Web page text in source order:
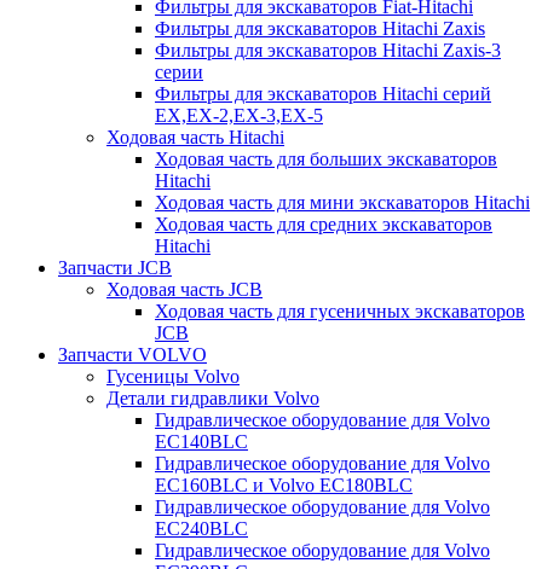
Фильтры для экскаваторов Fiat-Hitachi
Фильтры для экскаваторов Hitachi Zaxis
Фильтры для экскаваторов Hitachi Zaxis-3
серии
Фильтры для экскаваторов Hitachi серий
EX,EX-2,EX-3,EX-5
Ходовая часть Hitachi
Ходовая часть для больших экскаваторов
Hitachi
Ходовая часть для мини экскаваторов Hitachi
Ходовая часть для средних экскаваторов
Hitachi
Запчасти JCB
Ходовая часть JCB
Ходовая часть для гусеничных экскаваторов
JCB
Запчасти VOLVO
Гусеницы Volvo
Детали гидравлики Volvo
Гидравлическое оборудование для Volvo
EC140BLC
Гидравлическое оборудование для Volvo
EC160BLC и Volvo EC180BLC
Гидравлическое оборудование для Volvo
EC240BLC
Гидравлическое оборудование для Volvo